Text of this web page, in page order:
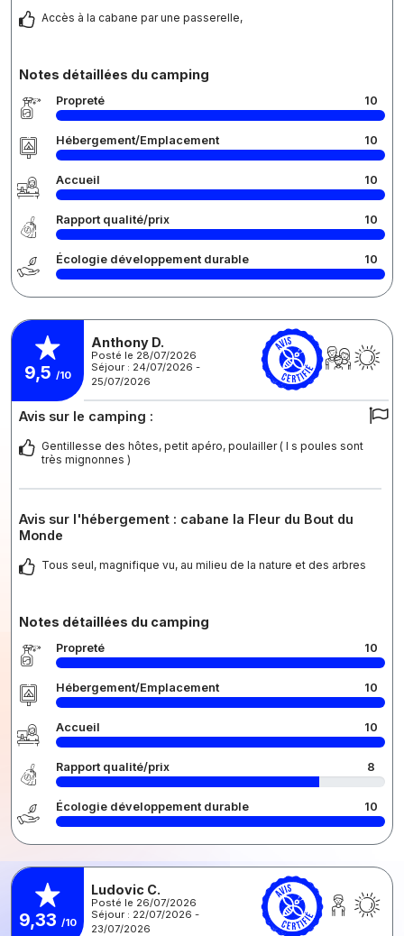
Accès à la cabane par une passerelle,
Notes détaillées du camping
Propreté 10
Hébergement/Emplacement 10
Accueil 10
Rapport qualité/prix 10
Écologie développement durable 10
9,5 /10
Anthony D.
Posté le 28/07/2026
Séjour : 24/07/2026 -
25/07/2026
Avis sur le camping :
Gentillesse des hôtes, petit apéro, poulailler ( l s poules sont
très mignonnes )
Avis sur l'hébergement : cabane la Fleur du Bout du
Monde
Tous seul, magnifique vu, au milieu de la nature et des arbres
Notes détaillées du camping
Propreté 10
Hébergement/Emplacement 10
Accueil 10
Rapport qualité/prix 8
Écologie développement durable 10
9,33 /10
Ludovic C.
Posté le 26/07/2026
Séjour : 22/07/2026 -
23/07/2026